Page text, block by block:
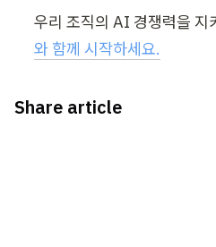
우리 조직의 AI 경쟁력을 지
와 함께 시작하세요.
Share article